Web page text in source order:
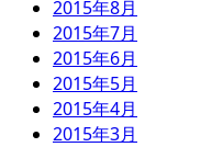
2015年8月
2015年7月
2015年6月
2015年5月
2015年4月
2015年3月